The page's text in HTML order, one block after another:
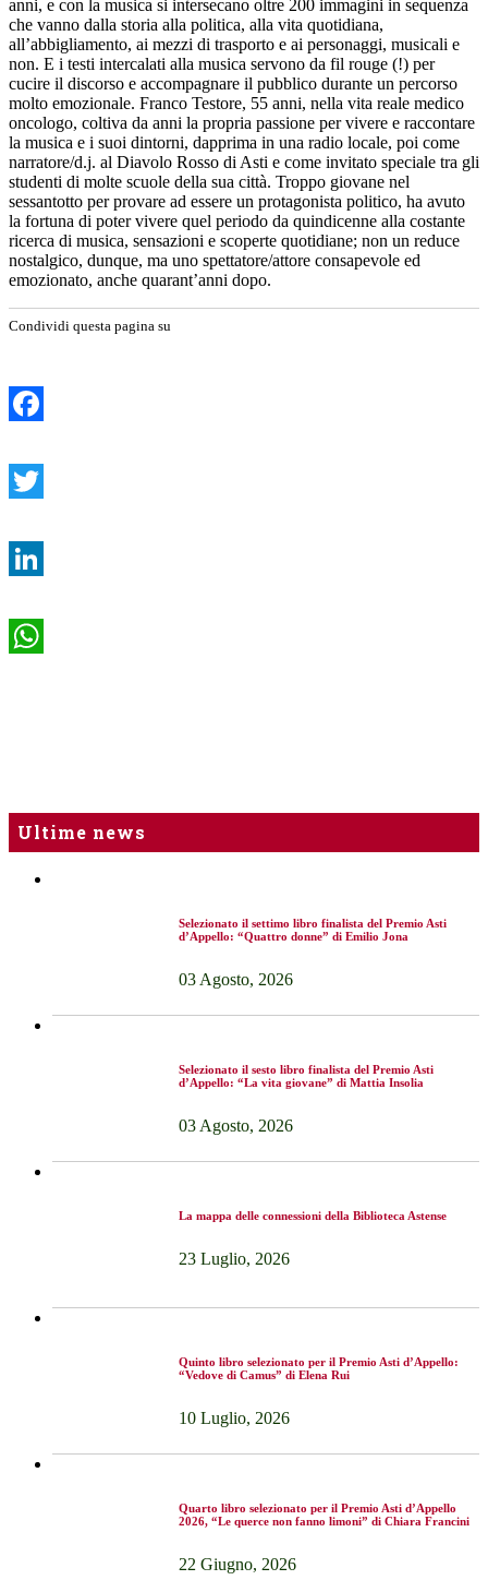
anni, e con la musica si intersecano oltre 200 immagini in sequenza
che vanno dalla storia alla politica, alla vita quotidiana,
all’abbigliamento, ai mezzi di trasporto e ai personaggi, musicali e
non. E i testi intercalati alla musica servono da fil rouge (!) per
cucire il discorso e accompagnare il pubblico durante un percorso
molto emozionale. Franco Testore, 55 anni, nella vita reale medico
oncologo, coltiva da anni la propria passione per vivere e raccontare
la musica e i suoi dintorni, dapprima in una radio locale, poi come
narratore/d.j. al Diavolo Rosso di Asti e come invitato speciale tra gli
studenti di molte scuole della sua città. Troppo giovane nel
sessantotto per provare ad essere un protagonista politico, ha avuto
la fortuna di poter vivere quel periodo da quindicenne alla costante
ricerca di musica, sensazioni e scoperte quotidiane; non un reduce
nostalgico, dunque, ma uno spettatore/attore consapevole ed
emozionato, anche quarant’anni dopo.
Condividi questa pagina su
Ultime news
Selezionato il settimo libro finalista del Premio Asti
d’Appello: “Quattro donne” di Emilio Jona
03 Agosto, 2026
Selezionato il sesto libro finalista del Premio Asti
d’Appello: “La vita giovane” di Mattia Insolia
03 Agosto, 2026
La mappa delle connessioni della Biblioteca Astense
23 Luglio, 2026
Quinto libro selezionato per il Premio Asti d’Appello:
“Vedove di Camus” di Elena Rui
10 Luglio, 2026
Quarto libro selezionato per il Premio Asti d’Appello
2026, “Le querce non fanno limoni” di Chiara Francini
22 Giugno, 2026